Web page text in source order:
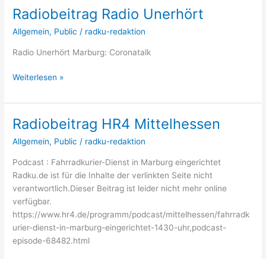
bei
HR4
Radiobeitrag Radio Unerhört
Allgemein, Public / radku-redaktion
Radio Unerhört Marburg: Coronatalk
Radiobeitrag
Unerhört
Weiterlesen »
Radiobeitrag HR4 Mittelhessen
Allgemein, Public / radku-redaktion
Podcast : Fahrradkurier-Dienst in Marburg eingerichtet
Radku.de ist für die Inhalte der verlinkten Seite nicht
verantwortlich.Dieser Beitrag ist leider nicht mehr online
verfügbar.
https://www.hr4.de/programm/podcast/mittelhessen/fahrradk
urier-dienst-in-marburg-eingerichtet-1430-uhr,podcast-
episode-68482.html